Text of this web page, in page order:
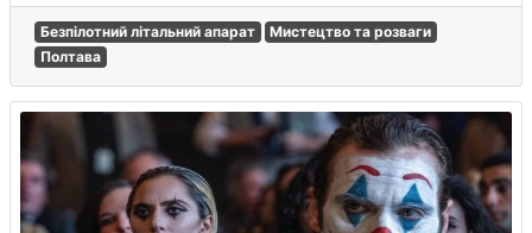
Безпілотний літальний апарат
Мистецтво та розваги
Полтава